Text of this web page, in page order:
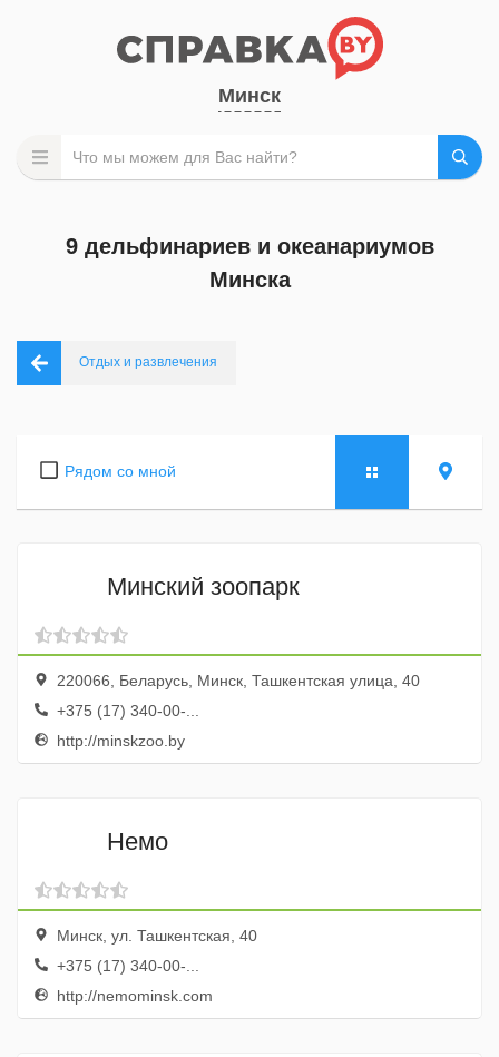
Минск
9 дельфинариев и океанариумов
Минска
Отдых и развлечения
Рядом со мной
Минский зоопарк
220066, Беларусь, Минск, Ташкентская улица, 40
+375 (17) 340-00-...
http://minskzoo.by
Немо
Минск, ул. Ташкентская, 40
+375 (17) 340-00-...
http://nemominsk.com